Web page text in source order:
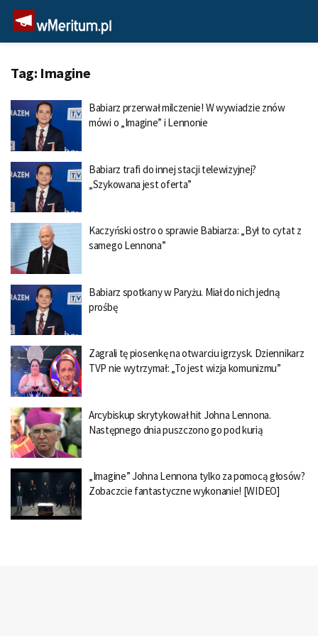
Tag: Imagine
Babiarz przerwał milczenie! W wywiadzie znów
mówi o „Imagine” i Lennonie
Babiarz trafi do innej stacji telewizyjnej?
„Szykowana jest oferta”
Kaczyński ostro o sprawie Babiarza: „Był to cytat z
samego Lennona”
Babiarz spotkany w Paryżu. Miał do nich jedną
prośbę
Zagrali tę piosenkę na otwarciu igrzysk. Dziennikarz
TVP nie wytrzymał: „To jest wizja komunizmu”
Arcybiskup skrytykował hit Johna Lennona.
Następnego dnia puszczono go pod kurią
„Imagine” Johna Lennona tylko za pomocą głosów?
Zobaczcie fantastyczne wykonanie! [WIDEO]